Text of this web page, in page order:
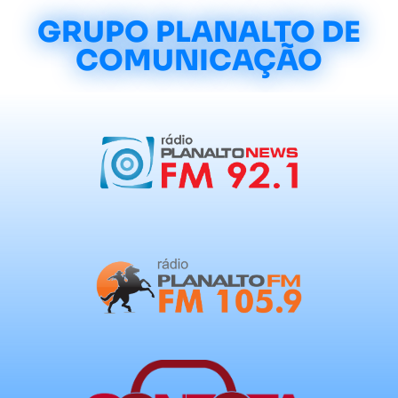
GRUPO PLANALTO DE
COMUNICAÇÃO